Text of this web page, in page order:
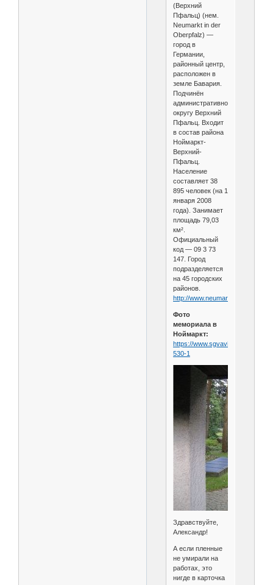
(Верхний
Пфальц) (нем.
Neumarkt in der
Oberpfalz) —
город в
Германии,
районный центр,
расположен в
земле Бавария.
Подчинён
административному
округу Верхний
Пфальц. Входит
в состав района
Ноймаркт-
Верхний-
Пфальц.
Население
составляет 38
895 человек (на 1
января 2008
года). Занимает
площадь 79,03
км².
Официальный
код — 09 3 73
147. Город
подразделяется
на 45 городских
районов.
http://www.neumarkt.de/
Фото
мемориала в
Ноймаркт:
https://www.sgvavia.ru/forum/
530-1
Здравствуйте,
Александр!
А если пленные
не умирали на
работах, это
нигде в карточка